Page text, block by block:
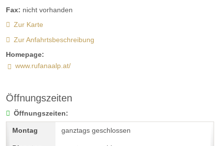
Fax: nicht vorhanden
Zur Karte
Zur Anfahrtsbeschreibung
Homepage:
www.rufanaalp.at/
Öffnungszeiten
Öffnungszeiten:
ganztags geschlossen